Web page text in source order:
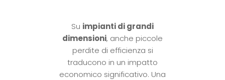
Su impianti di grandi
dimensioni, anche piccole
perdite di efficienza si
traducono in un impatto
economico significativo. Una